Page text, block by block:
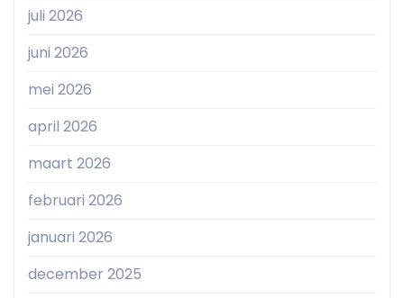
juli 2026
juni 2026
mei 2026
april 2026
maart 2026
februari 2026
januari 2026
december 2025